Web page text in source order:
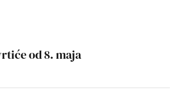
od 8. maja